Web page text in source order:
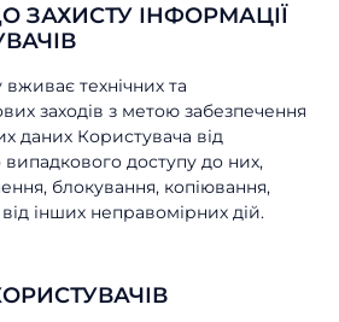
ЗАХИСТУ ІНФОРМАЦІЇ
технічних та
заходів з метою забезпечення
даних Користувача від
доступу до них,
блокування, копіювання,
інших неправомірних дій.